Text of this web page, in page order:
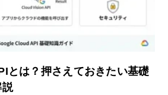
とは？押さえておきたい基礎
説